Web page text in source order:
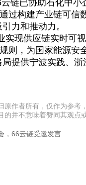
链已协助石化中
过构建产业链可信
力和推动力。
现供应链实时可视
则，为国家能源安
提供宁波实践、浙
原作者所有，仅作为参考
并不意味着赞同其观点
，66云链受邀发言